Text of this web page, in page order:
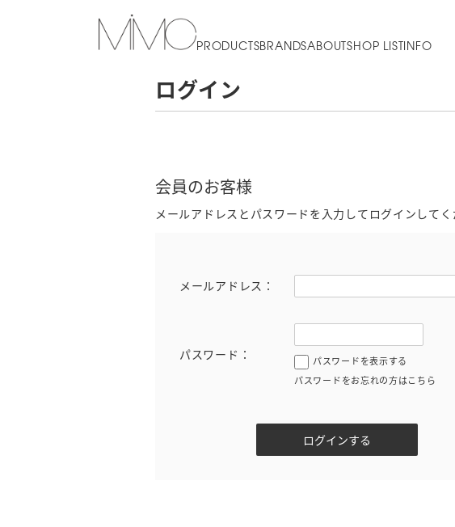
PRODUCTSBRANDSABOUTSHOP LIST INFO
ログイン
会員のお客様
メールアドレスとパスワードを入力してログインしてく
メールアドレス：
パスワード：
パスワードを表示する
パスワードをお忘れの方はこちら